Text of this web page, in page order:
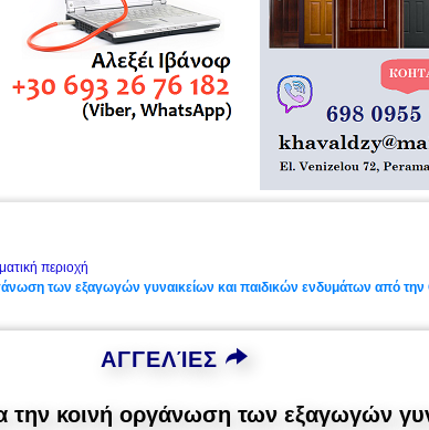
περιοχή
των εξαγωγών γυναικείων και παιδικών ενδυμάτων από την
ΑΓΓΕΛΊΕΣ
την κοινή οργάνωση των εξαγωγών